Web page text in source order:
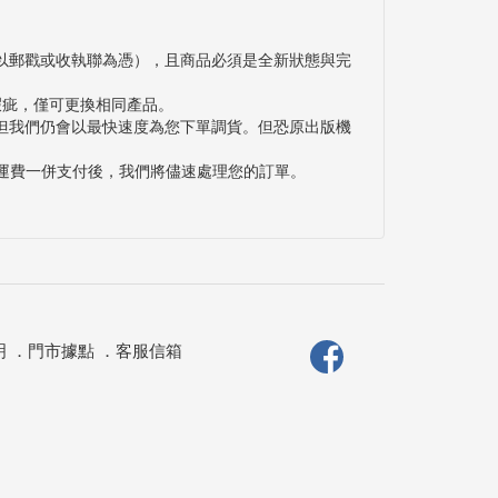
戳或收執聯為憑），且商品必須是全新狀態與完
，僅可更換相同產品。
們仍會以最快速度為您下單調貨。但恐原出版機
一併支付後，我們將儘速處理您的訂單。
． 門市據點． 客服信箱